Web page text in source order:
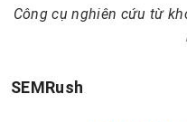
Công cụ nghiên cứu từ
SEMRush